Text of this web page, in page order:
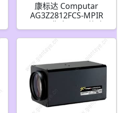
康标达 Computar
AG3Z2812FCS-MPIR
500万像素 1/2.7英寸
清系列 DC自动光圈(CS
接口)日/夜红外